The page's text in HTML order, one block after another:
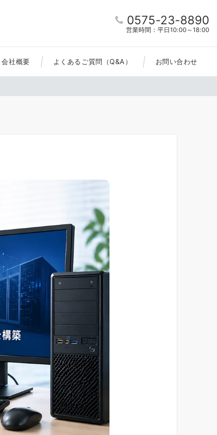
0575-23-8890
営業時間：平日10:00～18:00
会社概要 よくあるご質問（Q&A） お問い合わせ